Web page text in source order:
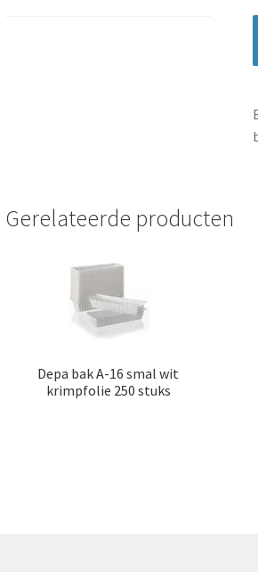
Gerelateerde producten
Depa bak A-16 smal wit
krimpfolie 250 stuks